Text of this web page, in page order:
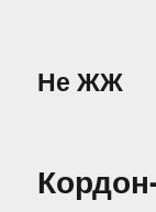
Не ЖЖ